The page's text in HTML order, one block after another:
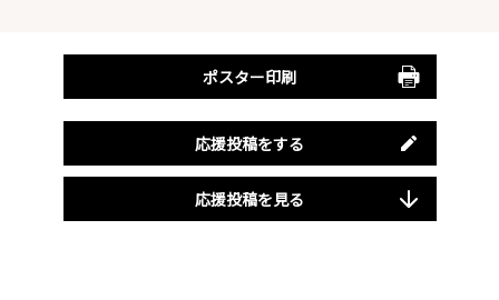
ポスター印刷
応援投稿をする
応援投稿を見る